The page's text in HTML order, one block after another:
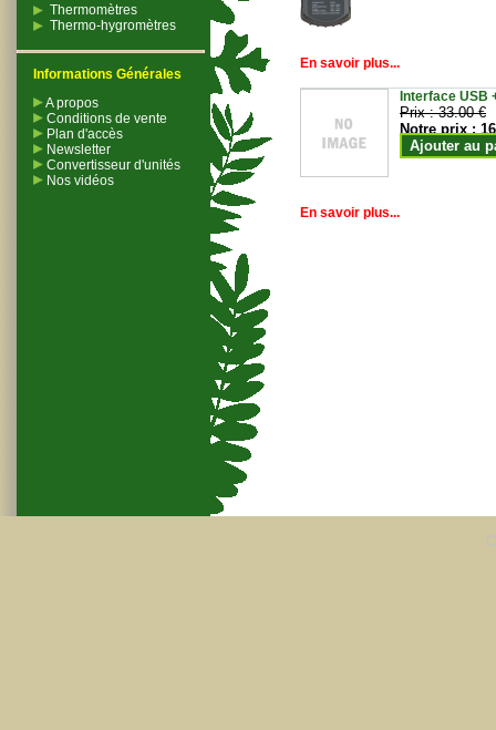
Thermomètres
Thermo-hygromètres
Informations Générales
A propos
Conditions de vente
Plan d'accès
Newsletter
Convertisseur d'unités
Nos vidéos
En savoir plus...
Interface USB
Prix :33.00 €
Notre prix :
Ajouter au
En savoir plus...